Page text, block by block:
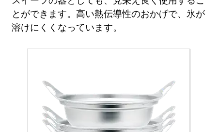
とができます。高い熱伝導性のおかげで、氷が
溶けにくくなっています。